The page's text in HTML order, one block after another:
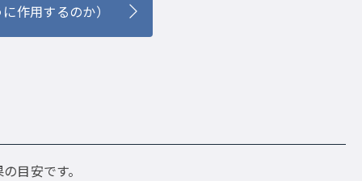
作用するのか）
目安です。